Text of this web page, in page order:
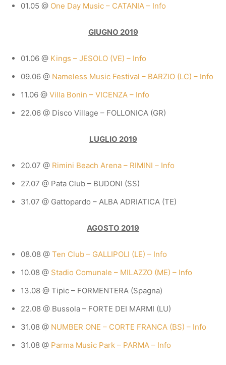
01.05 @ One Day Music – CATANIA – Info
GIUGNO 2019
01.06 @ Kings – JESOLO (VE) – Info
09.06 @ Nameless Music Festival – BARZIO (LC) – Info
11.06 @ Villa Bonin – VICENZA – Info
22.06 @ Disco Village – FOLLONICA (GR)
LUGLIO 2019
20.07 @ Rimini Beach Arena – RIMINI – Info
27.07 @ Pata Club – BUDONI (SS)
31.07 @ Gattopardo – ALBA ADRIATICA (TE)
AGOSTO 2019
08.08 @ Ten Club – GALLIPOLI (LE) – Info
10.08 @ Stadio Comunale – MILAZZO (ME) – Info
13.08 @ Tipic – FORMENTERA (Spagna)
22.08 @ Bussola – FORTE DEI MARMI (LU)
31.08 @ NUMBER ONE – CORTE FRANCA (BS) – Info
31.08 @ Parma Music Park – PARMA – Info